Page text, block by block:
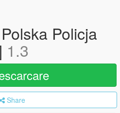
Policja
1.3
Share